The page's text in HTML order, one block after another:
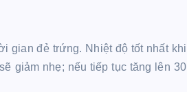
gian đẻ trứng. Nhiệt độ tốt nhất khi
giảm nhẹ; nếu tiếp tục tăng lên 30